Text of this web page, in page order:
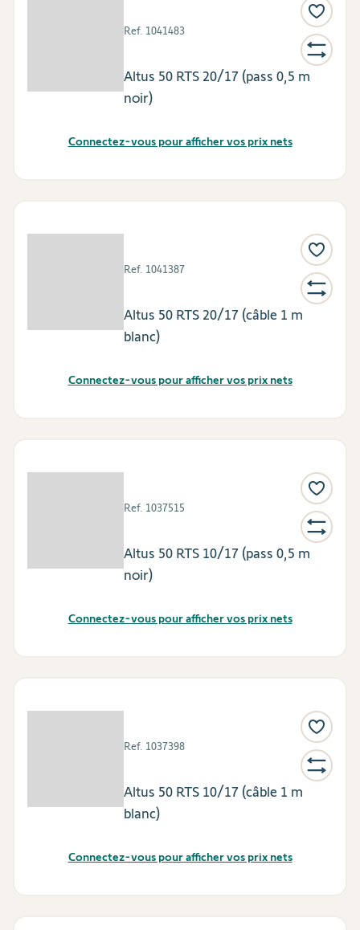
Ref. 1041483
Altus 50 RTS 20/17 (pass 0,5 m
noir)
Connectez-vous pour afficher vos prix nets
Ref. 1041387
Altus 50 RTS 20/17 (câble 1 m
blanc)
Connectez-vous pour afficher vos prix nets
Ref. 1037515
Altus 50 RTS 10/17 (pass 0,5 m
noir)
Connectez-vous pour afficher vos prix nets
Ref. 1037398
Altus 50 RTS 10/17 (câble 1 m
blanc)
Connectez-vous pour afficher vos prix nets